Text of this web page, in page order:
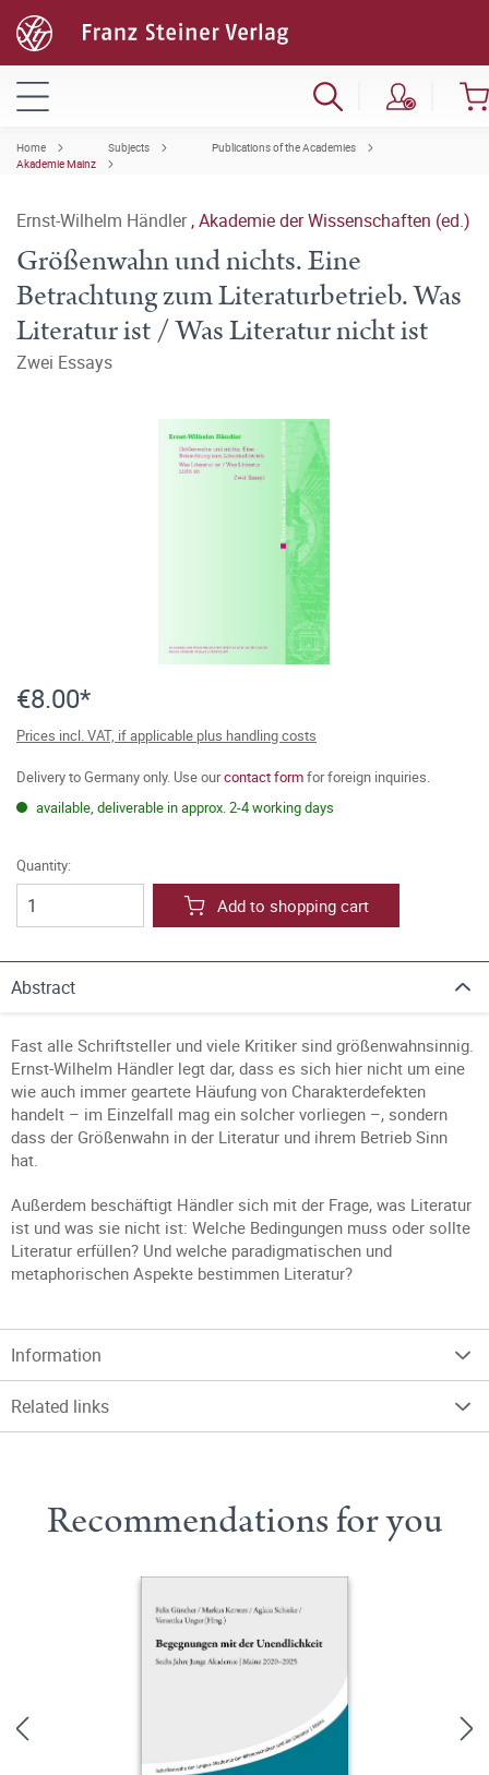
Home Subjects
Publications of the Academies
Akademie Mainz
Ernst-Wilhelm Händler,Akademie der Wissenschaften (ed.)
Größenwahn und nichts. Eine
Betrachtung zum Literaturbetrieb. Was
Literatur ist / Was Literatur nicht ist
Zwei Essays
€8.00*
Prices incl. VAT, if applicable plus handling costs
Delivery to Germany only. Use ourcontact formfor foreign inquiries.
available, deliverable in approx. 2-4 working days
Quantity:
Add to shopping cart
Abstract
Fast alle Schriftsteller und viele Kritiker sind größenwahnsinnig.
Ernst-Wilhelm Händler legt dar, dass es sich hier nicht um eine
wie auch immer geartete Häufung von Charakterdefekten
handelt – im Einzelfall mag ein solcher vorliegen –, sondern
dass der Größenwahn in der Literatur und ihrem Betrieb Sinn
hat.
Außerdem beschäftigt Händler sich mit der Frage, was Literatur
ist und was sie nicht ist: Welche Bedingungen muss oder sollte
Literatur erfüllen? Und welche paradigmatischen und
metaphorischen Aspekte bestimmen Literatur?
Information
Related links
Recommendations for you